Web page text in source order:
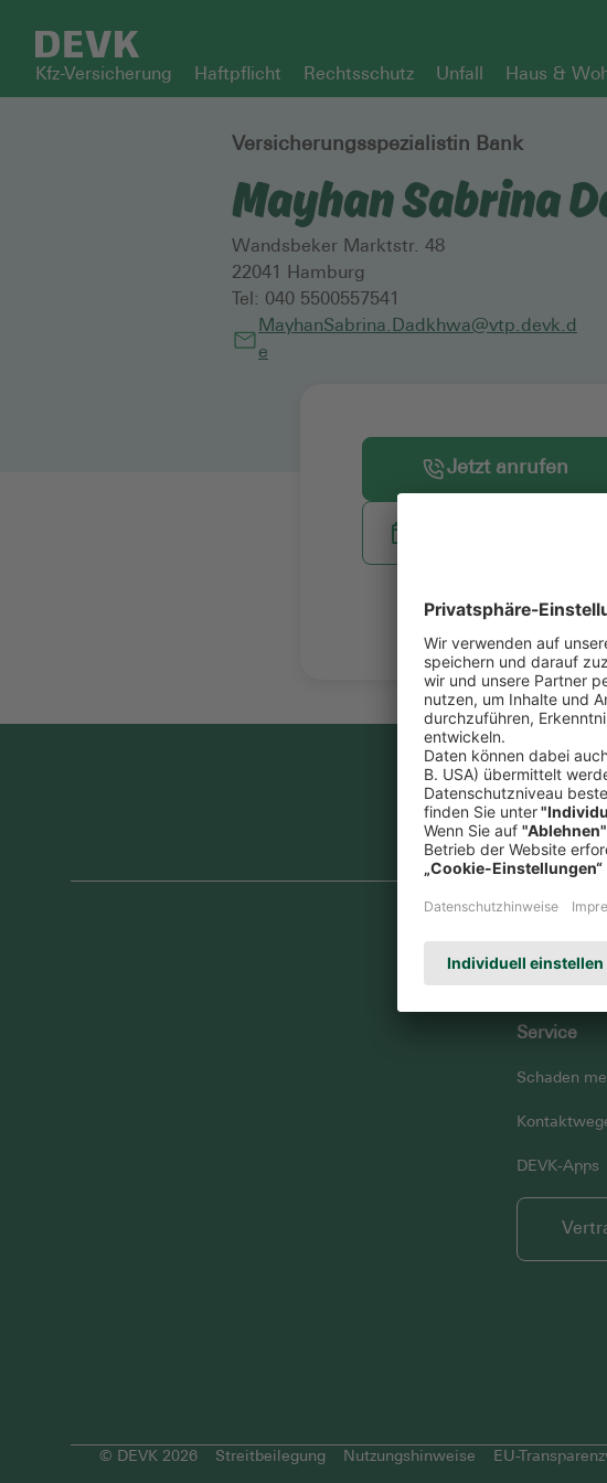
Kfz-Versicherung
Haftpflicht Rechtsschutz Unfall Haus &
Versicherungsspezialistin Bank
Mayhan Sabrina
Wandsbeker Marktstr. 48
22041
Hamburg
Tel: 040 5500557541
MayhanSabrina.Dadkhwa@vtp.devk.d
e
Jetzt anrufen
Service
Schaden
DEVK-Apps
© DEVK 2026 Streitbeilegung Nutzungshinweise EU-